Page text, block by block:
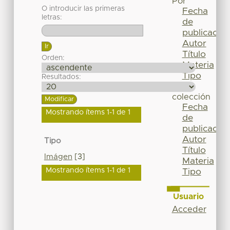
O introducir las primeras
letras:
Orden:
Resultados:
Mostrando ítems 1-1 de 1
Tipo
Imágen [3]
Mostrando ítems 1-1 de 1
Fecha
de
publicación
Autor
Título
Materia
Tipo
colección
Fecha
de
publicación
Autor
Título
Materia
Tipo
Usuario
Acceder